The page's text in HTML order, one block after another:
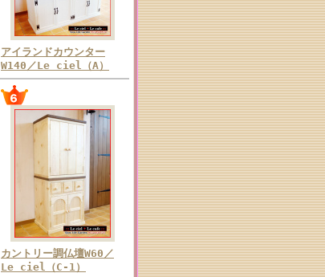
アイランドカウンター
W140／Le ciel（A）
カントリー調仏壇W60／
Le ciel（C-1）